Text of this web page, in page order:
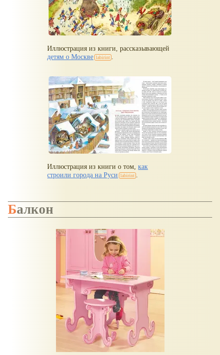
Иллюстрация из книги, рассказывающей
детям о Москве
.
Иллюстрация из книги о том,как
строили города на Руси
.
Балкон